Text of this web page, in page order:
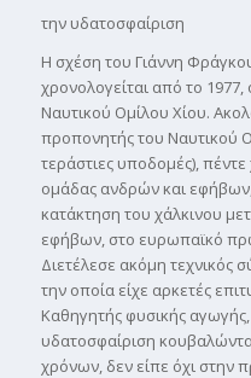
την υδατοσφαίριση
Η σχέση του Γιάννη
χρονολογείται από το
Ναυτικού Οµίλου Χίου.
προπονητής του Ναυτικού
τεράστιες υποδοµές),
οµάδας ανδρών και
κατάκτηση του χάλκινου
εφήβων, στο ευρωπαϊκό
Διετέλεσε ακόµη τεχνικός
την οποία είχε αρκετές
Καθηγητής φυσικής αγωγής,
υδατοσφαίριση
χρόνων, δεν είπε όχι στην